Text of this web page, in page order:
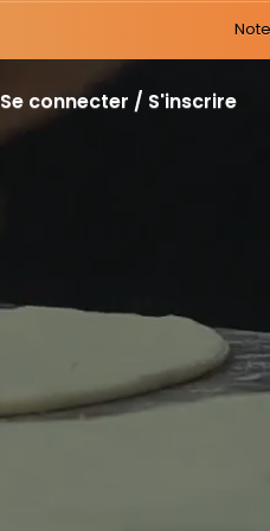
Se connecter / S'inscrire